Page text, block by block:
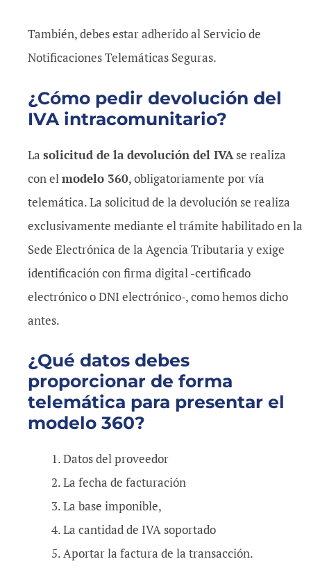
También, debes estar adherido al Servicio de
Notificaciones Telemáticas Seguras.
¿Cómo pedir devolución del
IVA intracomunitario?
La solicitud de la devolución del IVA se realiza
con el modelo 360, obligatoriamente por vía
telemática. La solicitud de la devolución se realiza
exclusivamente mediante el trámite habilitado en la
Sede Electrónica de la Agencia Tributaria y exige
identificación con firma digital -certificado
electrónico o DNI electrónico-, como hemos dicho
antes.
¿Qué datos debes
proporcionar de forma
telemática para presentar el
modelo 360?
Datos del proveedor
La fecha de facturación
La base imponible,
La cantidad de IVA soportado
Aportar la factura de la transacción.